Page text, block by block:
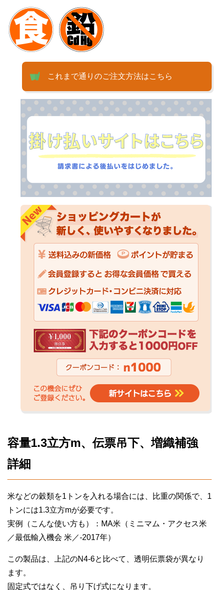
これまで通りのご注文方法はこちら
容量1.3立方m、伝票吊下、増織補強
詳細
米などの穀類を1トンを入れる場合には、比重の関係で、1
トンには1.3立方mが必要です。
実例（こんな使い方も）：MA米（ミニマム・アクセス米
／最低輸入機会 米／-2017年）
この製品は、上記のN4-6と比べて、透明伝票袋が異なり
ます。
固定式ではなく、吊り下げ式になります。